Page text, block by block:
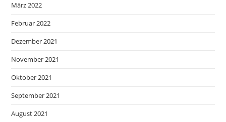
März 2022
Februar 2022
Dezember 2021
November 2021
Oktober 2021
September 2021
August 2021